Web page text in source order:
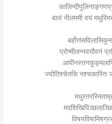
बालं नीलममी वयं
प्रोन्मीलन्नवयौवनं
ज्योतिश्चेतसि नश्चकास्ति